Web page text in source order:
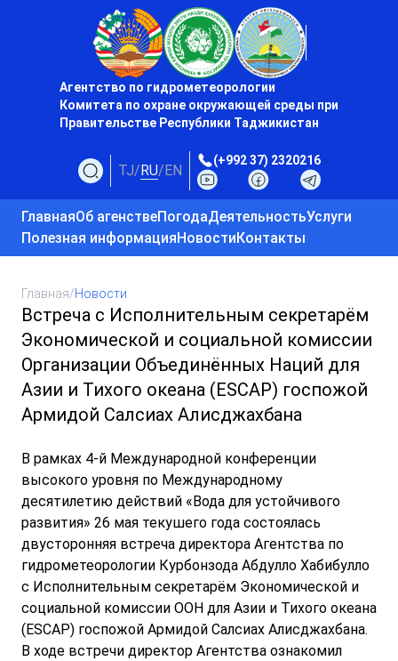
Агентство по гидрометеорологии
Комитета по охране окружающей среды при
Правительстве Республики Таджикистан
TJ/RU/EN
(+992 37) 2320216
ГлавнаяОб агенствеПогодаДеятельностьУслуги
Полезная информацияНовостиКонтакты
Главная/Новости
Встреча с Исполнительным секретарём
Экономической и социальной комиссии
Организации Объединённых Наций для
Азии и Тихого океана (ESCAP) госпожой
Армидой Салсиах Алисджахбана
В рамках 4-й Международной конференции
высокого уровня по Международному
десятилетию действий «Вода для устойчивого
развития» 26 мая текушего года состоялась
двусторонняя встреча директора Агентства по
гидрометеорологии Курбонзода Абдулло Хабибулло
с Исполнительным секретарём Экономической и
социальной комиссии ООН для Азии и Тихого океана
(ESCAP) госпожой Армидой Салсиах Алисджахбана.
В ходе встречи директор Агентства ознакомил